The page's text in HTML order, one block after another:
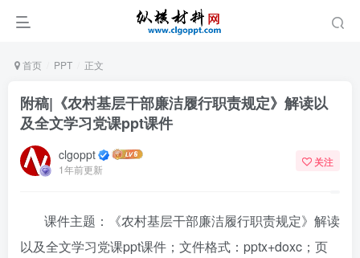
首页 PPT 正文
附稿|《农村基层干部廉洁履行职责规定》解读以
及全文学习党课ppt课件
clgoppt
1年前更新
关注
课件主题：《农村基层干部廉洁履行职责规定》解读
以及全文学习党课ppt课件；文件格式：pptx+doxc；页